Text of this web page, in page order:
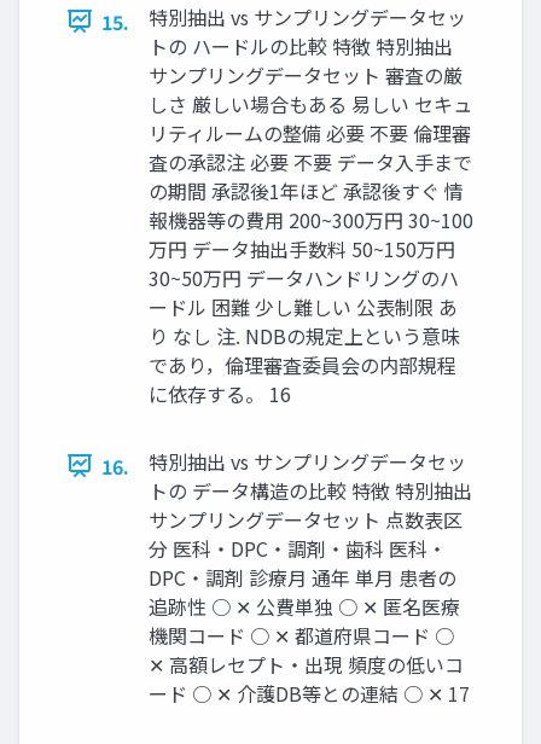
15.
特別抽出 vs サンプリングデータセッ
トの ハードルの比較 特徴 特別抽出
サンプリングデータセット 審査の厳
しさ 厳しい場合もある 易しい セキュ
リティルームの整備 必要 不要 倫理審
査の承認注 必要 不要 データ入手まで
の期間 承認後1年ほど 承認後すぐ 情
報機器等の費用 200~300万円 30~100
万円 データ抽出手数料 50~150万円
30~50万円 データハンドリングのハ
ードル 困難 少し難しい 公表制限 あ
り なし 注. NDBの規定上という意味
であり，倫理審査委員会の内部規程
に依存する。 16
16.
特別抽出 vs サンプリングデータセッ
トの データ構造の比較 特徴 特別抽出
サンプリングデータセット 点数表区
分 医科・DPC・調剤・歯科 医科・
DPC・調剤 診療月 通年 単月 患者の
追跡性 ○ ✕ 公費単独 ○ ✕ 匿名医療
機関コード ○ ✕ 都道府県コード ○
✕ 高額レセプト・出現 頻度の低いコ
ード ○ ✕ 介護DB等との連結 ○ ✕ 17